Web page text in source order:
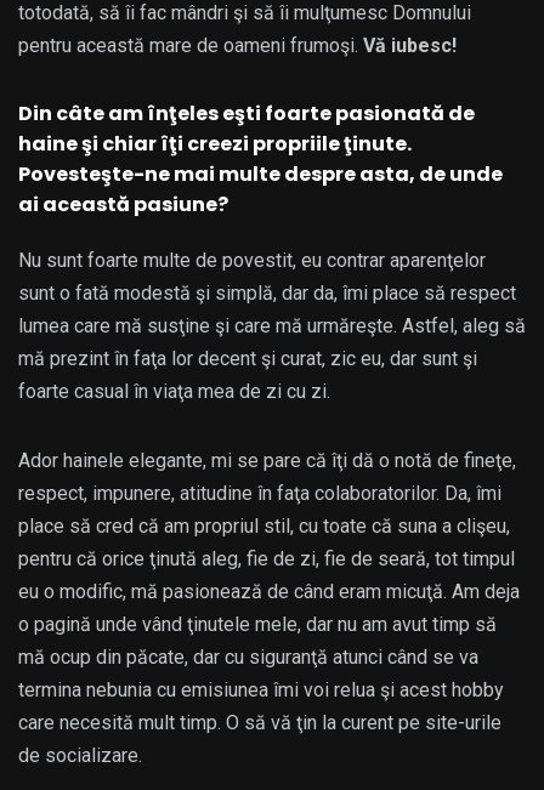
totodată, să îi fac mândri şi să îi mulţumesc Domnului
pentru această mare de oameni frumoşi. Vă iubesc!
Din câte am înţeles eşti foarte pasionată de
haine şi chiar îţi creezi propriile ţinute.
Povesteşte-ne mai multe despre asta, de unde
ai această pasiune?
Nu sunt foarte multe de povestit, eu contrar aparenţelor
sunt o fată modestă şi simplă, dar da, îmi place să respect
lumea care mă susţine şi care mă urmăreşte. Astfel, aleg să
mă prezint în faţa lor decent şi curat, zic eu, dar sunt şi
foarte casual în viaţa mea de zi cu zi.
Ador hainele elegante, mi se pare că îţi dă o notă de fineţe,
respect, impunere, atitudine în faţa colaboratorilor. Da, îmi
place să cred că am propriul stil, cu toate că suna a clişeu,
pentru că orice ţinută aleg, fie de zi, fie de seară, tot timpul
eu o modific, mă pasionează de când eram micuţă. Am deja
o pagină unde vând ţinutele mele, dar nu am avut timp să
mă ocup din păcate, dar cu siguranţă atunci când se va
termina nebunia cu emisiunea îmi voi relua şi acest hobby
care necesită mult timp. O să vă ţin la curent pe site-urile
de socializare.